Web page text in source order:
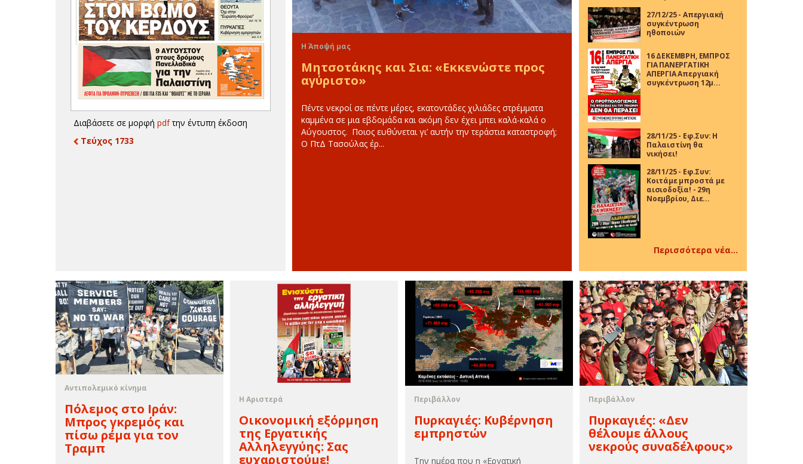
Διαβάσετε σε μορφή pdfτην έντυπη έκδοση
Τεύχος 1733
Η Άποψή μας
Μητσοτάκης και Σια: «Εκκενώστε προς
αγύριστο»
Πέντε νεκροί σε πέντε μέρες, εκατοντάδες χιλιάδες στρέμματα
καμμένα σε μια εβδομάδα και ακόμη δεν έχει μπει καλά-καλά ο
Αύγουστος. Ποιος ευθύνεται γι’ αυτήν την τεράστια καταστροφή;
Ο ΠτΔ Τασούλας έρ...
27/12/25 - Απεργιακή
συγκέντρωση
ηθοποιών
16 ΔΕΚΕΜΒΡΗ, ΕΜΠΡΟΣ
ΓΙΑ ΠΑΝΕΡΓΑΤΙΚΗ
ΑΠΕΡΓΙΑ Απεργιακή
συγκέντρωση 12μ...
28/11/25 - Εφ.Συν: Η
Παλαιστίνη θα
νικήσει!
28/11/25 - Εφ.Συν:
Κοιτάμε μπροστά με
αισιοδοξία! - 29η
Νοεμβρίου, Διε...
Περισσότερα νέα...
Αντιπολεμικό κίνημα
Πόλεμος στο Ιράν:
Μπρος γκρεμός και
πίσω ρέμα για τον
Τραμπ
Η Αριστερά
Οικονομική εξόρμηση
της Εργατικής
Αλληλεγγύης: Σας
ευχαριστούμε!
Περιβάλλον
Πυρκαγιές: Kυβέρνηση
εμπρηστών
Την ημέρα που η «Εργατική
Περιβάλλον
Πυρκαγιές: «Δεν
θέλουμε άλλους
νεκρούς συναδέλφους»